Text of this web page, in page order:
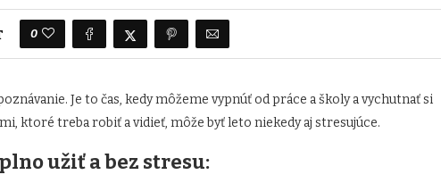
0
Je to čas, kedy môžeme vypnúť od práce a školy a vychutnať si
ktoré treba robiť a vidieť, môže byť leto niekedy aj stresujúce.
užiť a bez stresu: